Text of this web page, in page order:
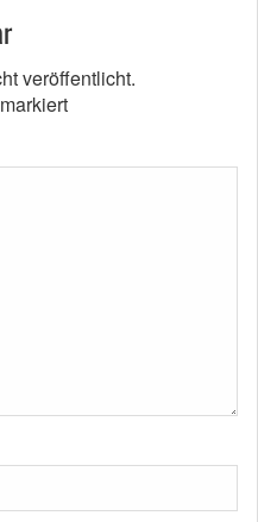
veröffentlicht.
markiert